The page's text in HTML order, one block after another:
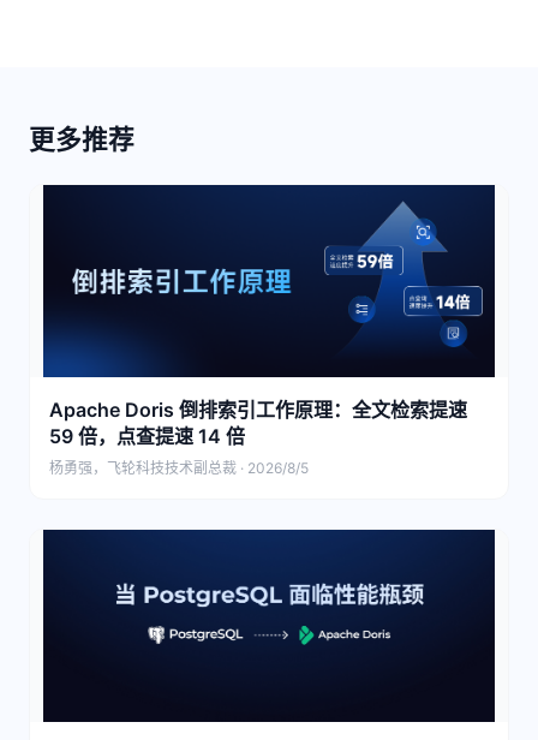
更多推荐
Apache Doris 倒排索引工作原理：全文检索提速
59 倍，点查提速 14 倍
杨勇强，飞轮科技技术副总裁 · 2026/8/5